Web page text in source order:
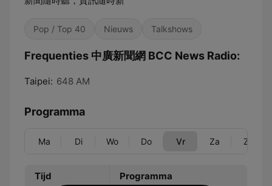
Pop / Top 40 Nieuws Talkshows
Frequenties 中廣新聞網 BCC News Radio:
Taipei: 648 AM
Programma
Ma Di Wo Do Vr Za Zo
Tijd Programma